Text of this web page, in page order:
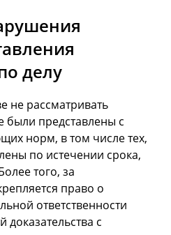
делу
не рассматривать
были представлены с
норм, в том числе тех,
по истечении срока,
того, за
право о
ответственности
с